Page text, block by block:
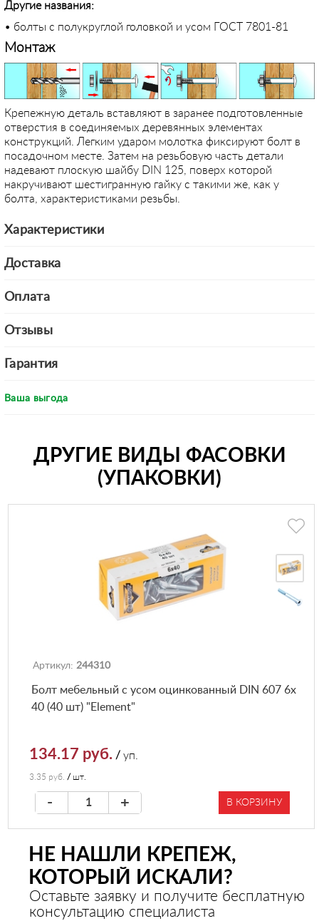
Другие названия:
• болты с полукруглой головкой и усом ГОСТ 7801-81
Монтаж
Крепежную деталь вставляют в заранее подготовленные
отверстия в соединяемых деревянных элементах
конструкций. Легким ударом молотка фиксируют болт в
посадочном месте. Затем на резьбовую часть детали
надевают плоскую шайбу DIN 125, поверх которой
накручивают шестигранную гайку с такими же, как у
болта, характеристиками резьбы.
Характеристики
Доставка
Оплата
Отзывы
Гарантия
Ваша выгода
ДРУГИЕ ВИДЫ ФАСОВКИ
(УПАКОВКИ)
Артикул: 244310
Болт мебельный с усом оцинкованный DIN 607 6х
40 (40 шт) "Element"
134.17 руб. /уп.
3.35 руб. / шт.
- + В КОРЗИНУ
НЕ НАШЛИ КРЕПЕЖ,
КОТОРЫЙ ИСКАЛИ?
Оставьте заявку и получите бесплатную
консультацию специалиста